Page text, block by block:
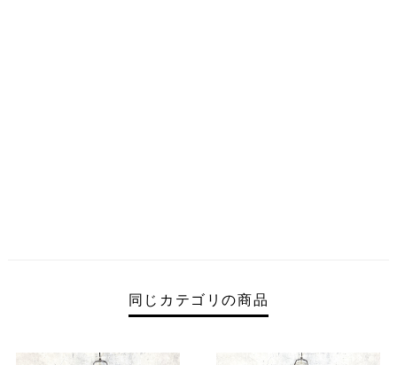
同じカテゴリの商品